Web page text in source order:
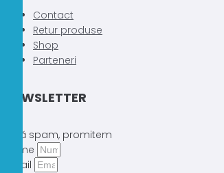
Contact
Retur produse
Shop
Parteneri
NEWSLETTER
Fără spam, promitem
Nume
Email